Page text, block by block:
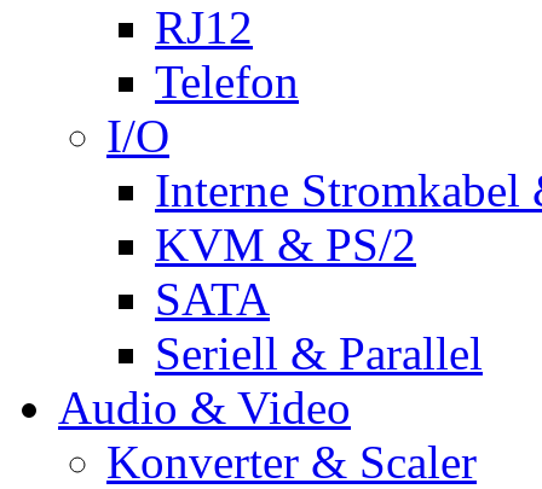
RJ12
Telefon
I/O
Interne Stromkabel
KVM & PS/2
SATA
Seriell & Parallel
Audio & Video
Konverter & Scaler